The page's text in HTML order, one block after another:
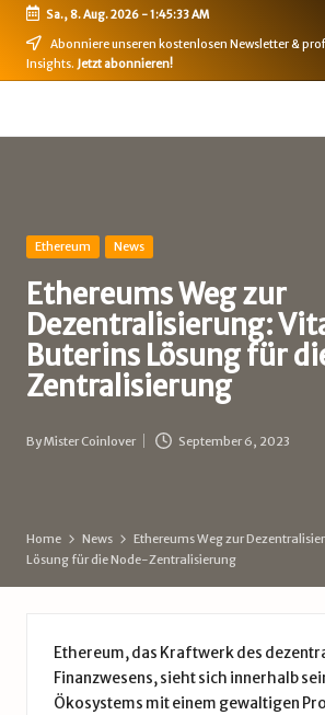
Skip
Sa., 8. Aug. 2026-1:45:33 AM
Abonniere unseren kostenlosen Newsletter &
Insights. Jetzt abonnieren!
B
c
o
i
n
-
B
e
Posted
Ethereum News
Ethereums Weg zur
Dezentralisierung:
Buterins Lösung für
Zentralisierung
Posted
ByMister Coinlover September 6, 2023
Home News
Ethereums Weg zur
Lösung für die Node-Zentralisierung
Ethereum, das Kraftwerk des
Finanzwesens, sieht sich innerhalb
Ökosystems mit einem gewaltigen